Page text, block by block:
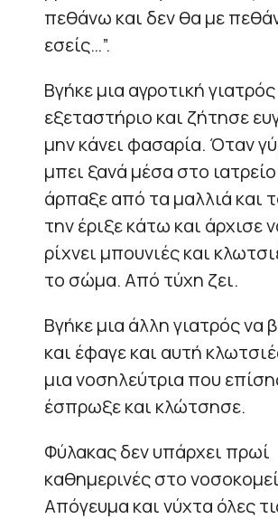
πεθάνω και δεν θα με
εσείς…”.
Βγήκε μια αγροτική
εξεταστήριο και ζήτησε
μην κάνει φασαρία. Όταν
μπει ξανά μέσα στο
άρπαξε από τα μαλλιά και
την έριξε κάτω και άρχισε
ρίχνει μπουνιές και
το σώμα. Από τύχη ζει.
Βγήκε μια άλλη γιατρός να
και έφαγε και αυτή
μια νοσηλεύτρια που
έσπρωξε και κλώτσησε.
Φύλακας δεν υπάρχει πρωί
καθημερινές στο
Απόγευμα και νύχτα όλες